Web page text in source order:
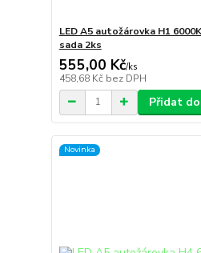
LED A5 autožárovka H1
sada 2ks
555,00 Kč/ks
458,68 Kč bez DPH
Přidat
Novinka